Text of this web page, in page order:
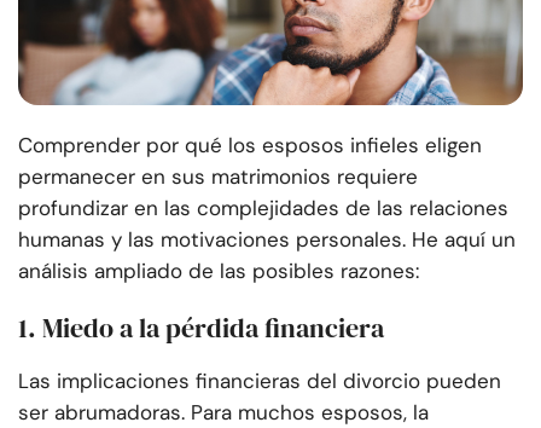
Comprender por qué los esposos infieles eligen
permanecer en sus matrimonios requiere
profundizar en las complejidades de las relaciones
humanas y las motivaciones personales. He aquí un
análisis ampliado de las posibles razones:
1. Miedo a la pérdida financiera
Las implicaciones financieras del divorcio pueden
ser abrumadoras. Para muchos esposos, la